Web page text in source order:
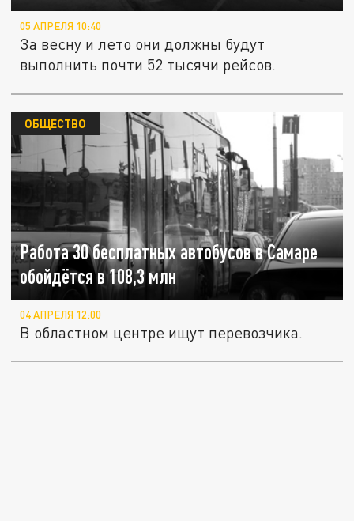
05 АПРЕЛЯ 10:40
За весну и лето они должны будут
выполнить почти 52 тысячи рейсов.
Работа 30 бесплатных автобусов в Самаре
обойдётся в 108,3 млн
ОБЩЕСТВО
04 АПРЕЛЯ 12:00
В областном центре ищут перевозчика.